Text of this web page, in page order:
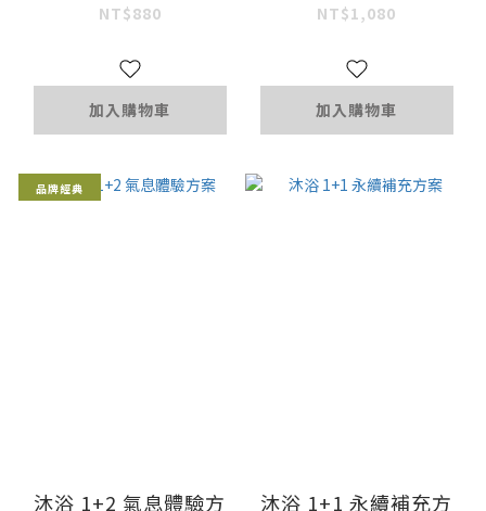
NT$880
加入購物車
NT$1,080
加入購物車
品牌經典
沐浴 1+2 氣息體驗方
沐浴 1+1 永續補充方